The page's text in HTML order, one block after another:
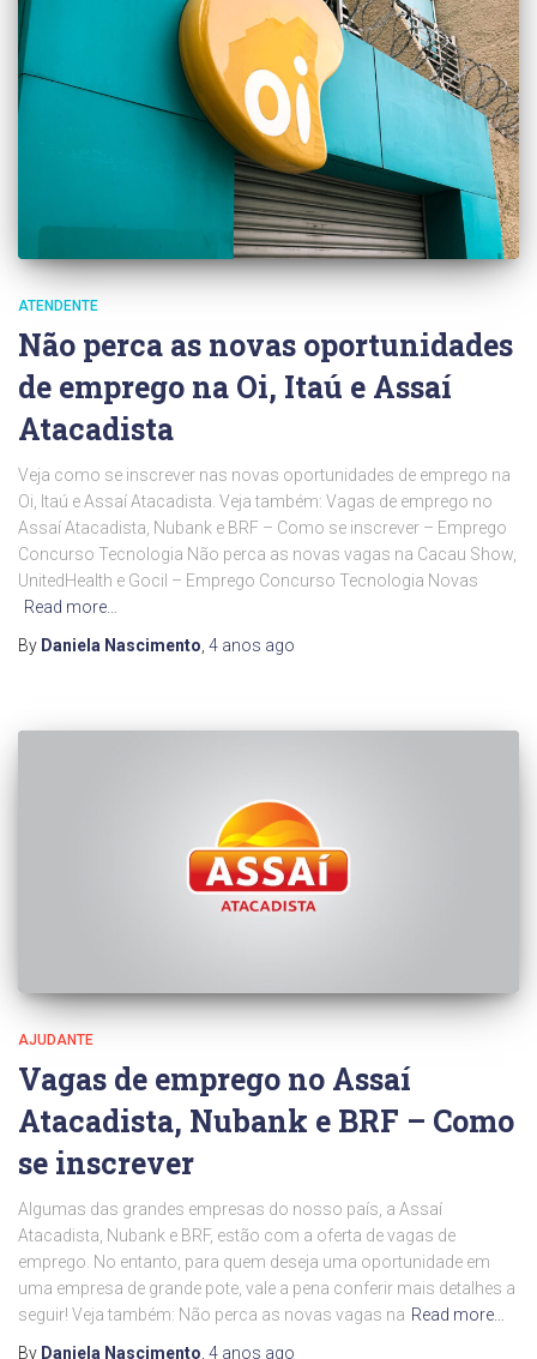
ATENDENTE
Não perca as novas oportunidades
de emprego na Oi, Itaú e Assaí
Atacadista
Veja como se inscrever nas novas oportunidades de emprego na
Oi, Itaú e Assaí Atacadista. Veja também: Vagas de emprego no
Assaí Atacadista, Nubank e BRF – Como se inscrever – Emprego
Concurso Tecnologia Não perca as novas vagas na Cacau Show,
UnitedHealth e Gocil – Emprego Concurso Tecnologia Novas
Read more…
By Daniela Nascimento 4 anos ago
AJUDANTE
Vagas de emprego no Assaí
Atacadista, Nubank e BRF – Como
se inscrever
Algumas das grandes empresas do nosso país, a Assaí
Atacadista, Nubank e BRF, estão com a oferta de vagas de
emprego. No entanto, para quem deseja uma oportunidade em
uma empresa de grande pote, vale a pena conferir mais detalhes a
seguir! Veja também: Não perca as novas vagas na Read more…
By Daniela Nascimento 4 anos ago